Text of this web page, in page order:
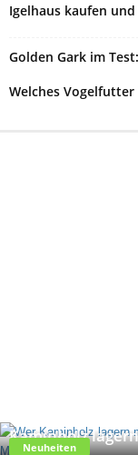
Igelhaus kaufen
Golden Gark im
Welches
Neuheiten
Kaminholz